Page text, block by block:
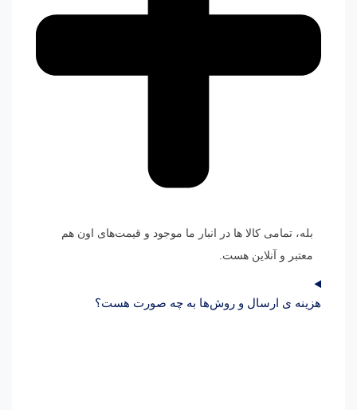
بله، تمامی کالا ها در انبار ما موجود و قیمت‌های اون هم
معتبر و آنلاین هست.
هزینه ی ارسال و روش‌ها به چه صورت هست؟